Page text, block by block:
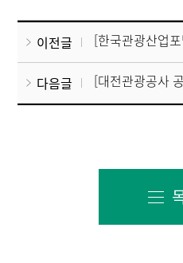
이전글 [한국관광산업포털] 몽골 울란바토
다음글 [대전관광공사 공고 제2025-162호]